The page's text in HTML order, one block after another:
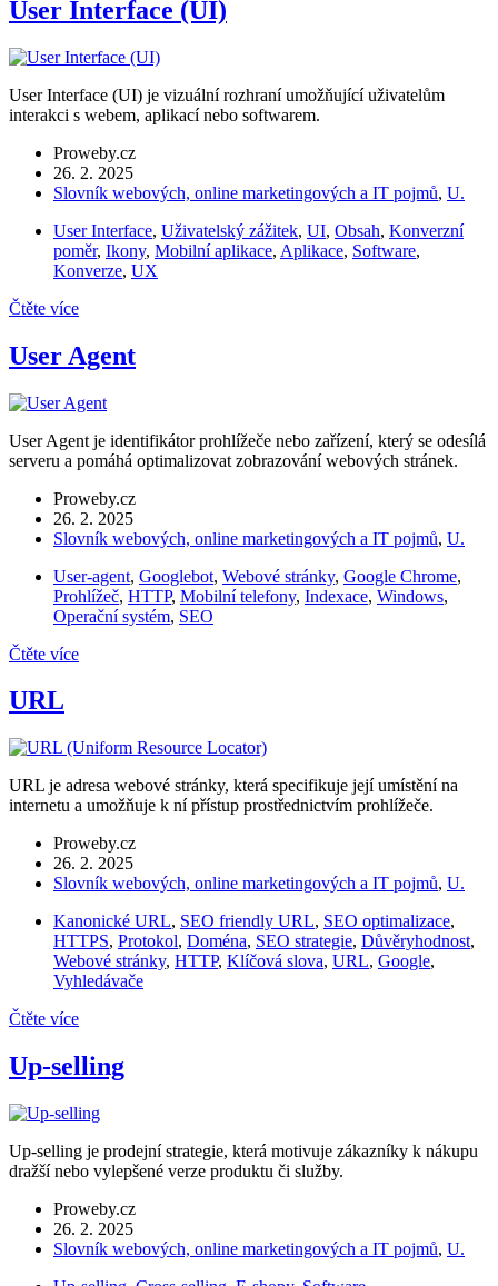
User Interface (UI)
User Interface (UI) je vizuální rozhraní umožňující uživatelům
interakci s webem, aplikací nebo softwarem.
Proweby.cz
26. 2. 2025
Slovník webových, online marketingových a IT pojmů, U.
User Interface, Uživatelský zážitek, UI, Obsah, Konverzní
poměr, Ikony, Mobilní aplikace, Aplikace, Software,
Konverze, UX
Čtěte více
User Agent
User Agent je identifikátor prohlížeče nebo zařízení, který se odesílá
serveru a pomáhá optimalizovat zobrazování webových stránek.
Proweby.cz
26. 2. 2025
Slovník webových, online marketingových a IT pojmů, U.
User-agent, Googlebot, Webové stránky, Google Chrome,
Prohlížeč, HTTP, Mobilní telefony, Indexace, Windows,
Operační systém, SEO
Čtěte více
URL
URL je adresa webové stránky, která specifikuje její umístění na
internetu a umožňuje k ní přístup prostřednictvím prohlížeče.
Proweby.cz
26. 2. 2025
Slovník webových, online marketingových a IT pojmů, U.
Kanonické URL, SEO friendly URL, SEO optimalizace,
HTTPS, Protokol, Doména, SEO strategie, Důvěryhodnost,
Webové stránky, HTTP, Klíčová slova, URL, Google,
Vyhledávače
Čtěte více
Up-selling
Up-selling je prodejní strategie, která motivuje zákazníky k nákupu
dražší nebo vylepšené verze produktu či služby.
Proweby.cz
26. 2. 2025
Slovník webových, online marketingových a IT pojmů, U.